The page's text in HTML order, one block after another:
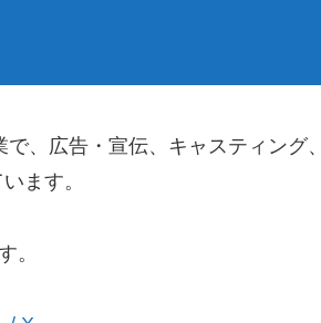
、広告・宣伝、キャスティング
ます。
。